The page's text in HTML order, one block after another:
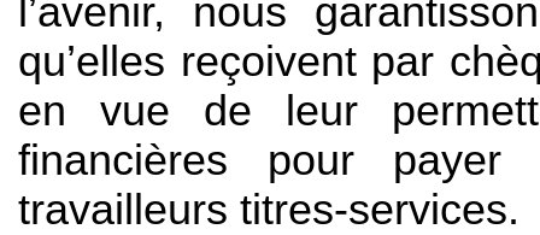
l’avenir, nous
qu’elles reçoivent par
en vue de leur
financières pour payer
travailleurs titres-services.